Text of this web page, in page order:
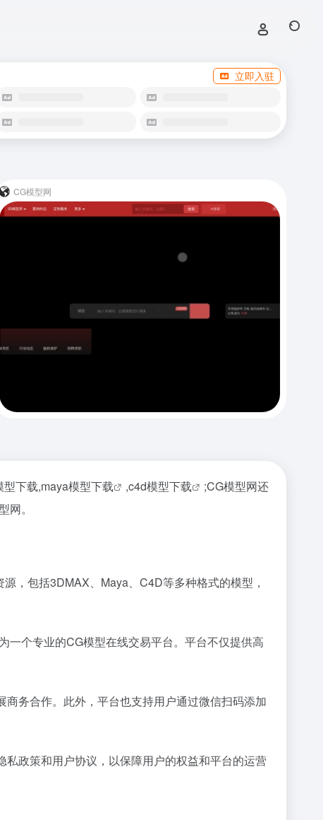
立即入驻
CG模型网
型下载,maya模型下载 ,c4d模型下载
;CG模型网还
。
，包括3DMAX、Maya、C4D等多种格式的模型，
一个专业的CG模型在线交易平台。平台不仅提供高
务合作。此外，平台也支持用户通过微信扫码添加
政策和用户协议，以保障用户的权益和平台的运营